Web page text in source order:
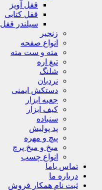
قفل آویز
قفل کتابی
سیلندر قفل
زنجیر
انواع صفحه
مته و ست مته
تیغ اره
شلنگ
نردبان
دستکش ایمنی
جعبه ابزار
کیف ابزار
سنباده
پد پولیش
پیچ و مهره
میخ و میخ پرچ
انواع چسب
تماس باما
درباره ما
ثبت نام همکار فروش